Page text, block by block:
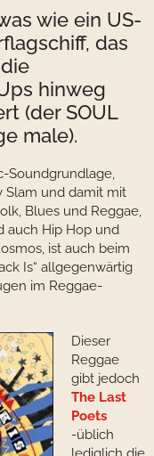
wie ein US-
das
hinweg
(der SOUL
male).
Soundgrundlage,
Slam und damit mit
Blues und Reggae,
auch Hip Hop und
ist auch beim
Is“ allgegenwärtig
im Reggae-
Dieser
Reggae
gibt jedoch
The Last
Poets
-üblich